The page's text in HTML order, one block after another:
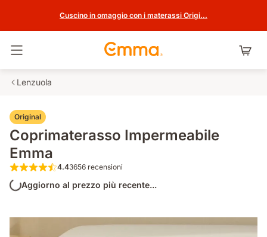
Cuscino in omaggio con i materassi Origi...
Lenzuola
Original
Coprimaterasso Impermeabile
Emma
4.4 su 5 stelle 3656 recensioni
4.43656 recensioni
Aggiorno al prezzo più recente...